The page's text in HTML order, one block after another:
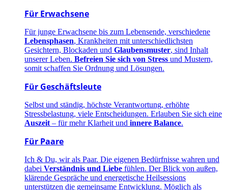
Für Erwachsene
Für junge Erwachsene bis zum Lebensende, verschiedene
Lebensphasen, Krankheiten mit unterschiedlichsten
Gesichtern, Blockaden und Glaubensmuster, sind Inhalt
unserer Leben. Befreien Sie sich von Stress und Mustern,
somit schaffen Sie Ordnung und Lösungen.
Für Geschäftsleute
Selbst und ständig, höchste Verantwortung, erhöhte
Stressbelastung, viele Entscheidungen. Erlauben Sie sich eine
Auszeit – für mehr Klarheit und innere Balance.
Für Paare
Ich & Du, wir als Paar. Die eigenen Bedürfnisse wahren und
dabei Verständnis und Liebe fühlen. Der Blick von außen,
klärende Gespräche und energetische Heilsessions
unterstützen die gemeinsame Entwicklung. Möglich als